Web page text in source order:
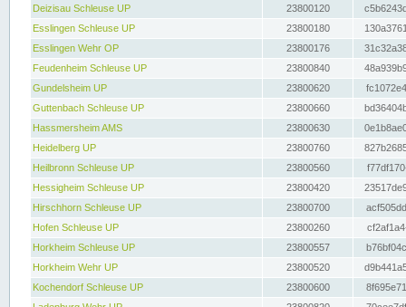
Deizisau Schleuse UP
23800120
Esslingen Schleuse UP
23800180
Esslingen Wehr OP
23800176
Feudenheim Schleuse UP
23800840
Gundelsheim UP
23800620
Guttenbach Schleuse UP
23800660
Hassmersheim AMS
23800630
Heidelberg UP
23800760
Heilbronn Schleuse UP
23800560
Hessigheim Schleuse UP
23800420
Hirschhorn Schleuse UP
23800700
Hofen Schleuse UP
23800260
Horkheim Schleuse UP
23800557
Horkheim Wehr UP
23800520
Kochendorf Schleuse UP
23800600